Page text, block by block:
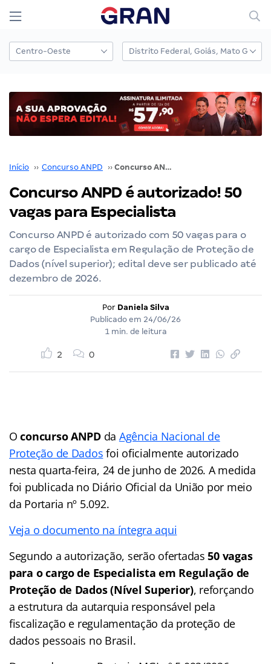
Início ›› Concurso ANPD ›› Concurso ANPD é autorizado! 50 vagas para Especialista
Concurso ANPD é autorizado! 50
vagas para Especialista
Concurso ANPD é autorizado com 50 vagas para o
cargo de Especialista em Regulação de Proteção de
Dados (nível superior); edital deve ser publicado até
dezembro de 2026.
Por Daniela Silva
Publicado em 24/06/26
1 min. de leitura
2 0
Oconcurso ANPDda Agência Nacional de
Proteção de Dados foi oficialmente autorizado
nesta quarta-feira, 24 de junho de 2026. A medida
foi publicada no Diário Oficial da União por meio
da Portaria nº 5.092.
Veja o documento na íntegra aqui
Segundo a autorização, serão ofertadas50 vagas
para o cargo de Especialista em Regulação de
Proteção de Dados (Nível Superior), reforçando
a estrutura da autarquia responsável pela
fiscalização e regulamentação da proteção de
dados pessoais no Brasil.